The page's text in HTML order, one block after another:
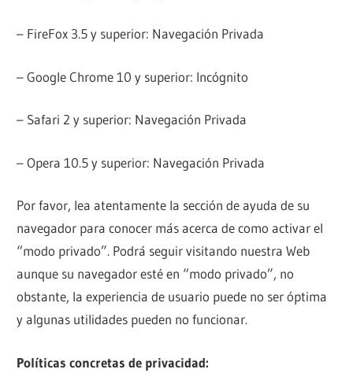
– FireFox 3.5 y superior: Navegación Privada
– Google Chrome 10 y superior: Incógnito
– Safari 2 y superior: Navegación Privada
– Opera 10.5 y superior: Navegación Privada
Por favor, lea atentamente la sección de ayuda de su
navegador para conocer más acerca de como activar el
“modo privado”. Podrá seguir visitando nuestra Web
aunque su navegador esté en “modo privado”, no
obstante, la experiencia de usuario puede no ser óptima
y algunas utilidades pueden no funcionar.
Políticas concretas de privacidad: